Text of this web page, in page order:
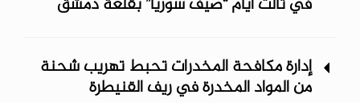
إدارة مكافحة المخدرات تحبط تهريب شحنة
من المواد المخدرة في ريف ‏القنيطرة